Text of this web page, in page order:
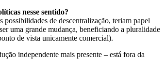
nesse sentido?
de descentralização, teriam papel
uma grande mudança, beneficiando a pluralidade
de vista unicamente comercial).
independente mais presente – está fora da